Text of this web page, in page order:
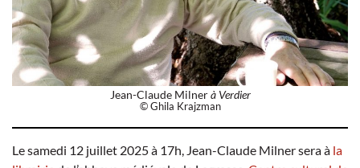
Jean-Claude Milnerà Verdier
© Ghila Krajzman
Le samedi 12 juillet 2025 à 17h, Jean-Claude Milner sera à la